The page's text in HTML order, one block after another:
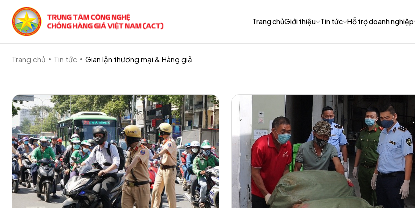
Trang chủGiới thiệu Tin tức Hỗ trợ doanh nghiệp
Trang chủ Tin tức Gian lận thương mại & Hàng giả